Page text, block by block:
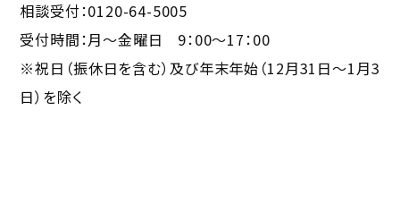
相談受付：0120-64-5005
受付時間：月～金曜日 9：00～17：00
※祝日（振休日を含む）及び年末年始（12月31日～1月3
日）を除く